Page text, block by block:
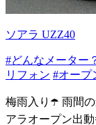
ソアラ UZZ40
#どんなメーター
リフォン #オープ
梅雨入り☂️ 雨間
アラオープン出